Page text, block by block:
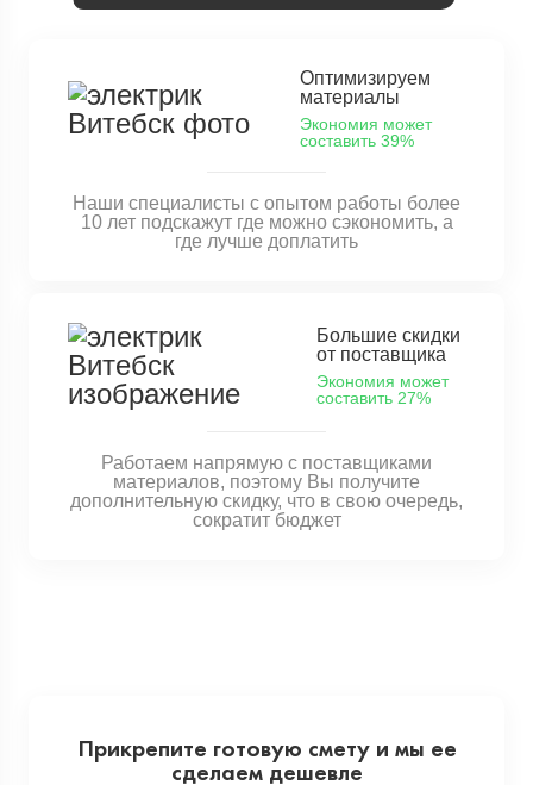
Оптимизируем
материалы
Экономия может
составить 39%
Наши специалисты с опытом работы более
10 лет подскажут где можно сэкономить, а
где лучше доплатить
Большие скидки
от поставщика
Экономия может
составить 27%
Работаем напрямую с поставщиками
материалов, поэтому Вы получите
дополнительную скидку, что в свою очередь,
сократит бюджет
Прикрепите готовую смету и мы ее
сделаем дешевле